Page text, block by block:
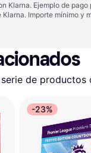
Klarna. Ejemplo de
Importe mínimo
de
-23%